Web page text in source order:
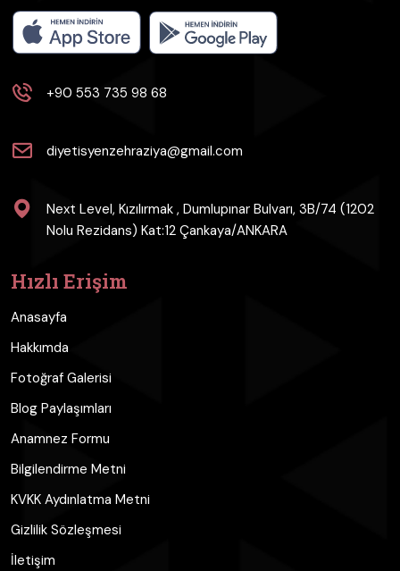
+90 553 735 98 68
diyetisyenzehraziya@gmail.com
Next Level, Kızılırmak , Dumlupınar Bulvarı, 3B/74 (1202
Nolu Rezidans) Kat:12 Çankaya/ANKARA
Hızlı Erişim
Anasayfa
Hakkımda
Fotoğraf Galerisi
Blog Paylaşımları
Anamnez Formu
Bilgilendirme Metni
KVKK Aydınlatma Metni
Gizlilik Sözleşmesi
İletişim